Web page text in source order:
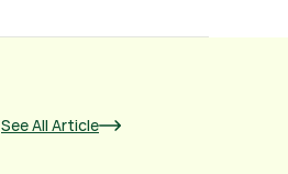
See All Article